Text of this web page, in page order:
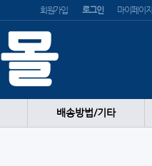
회원가입 로그인 마이페이지
배송방법/기타